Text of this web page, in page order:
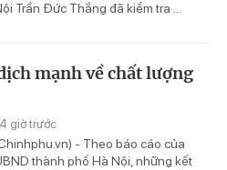
Trần Đức Thắng đã kiểm tra ...
mạnh về chất lượng
giờ trước
- Theo báo cáo của
thành phố Hà Nội, những kết